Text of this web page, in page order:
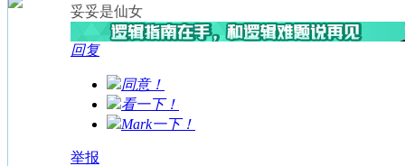
妥妥是仙女
回复
同意！
看一下！
Mark一下！
举报